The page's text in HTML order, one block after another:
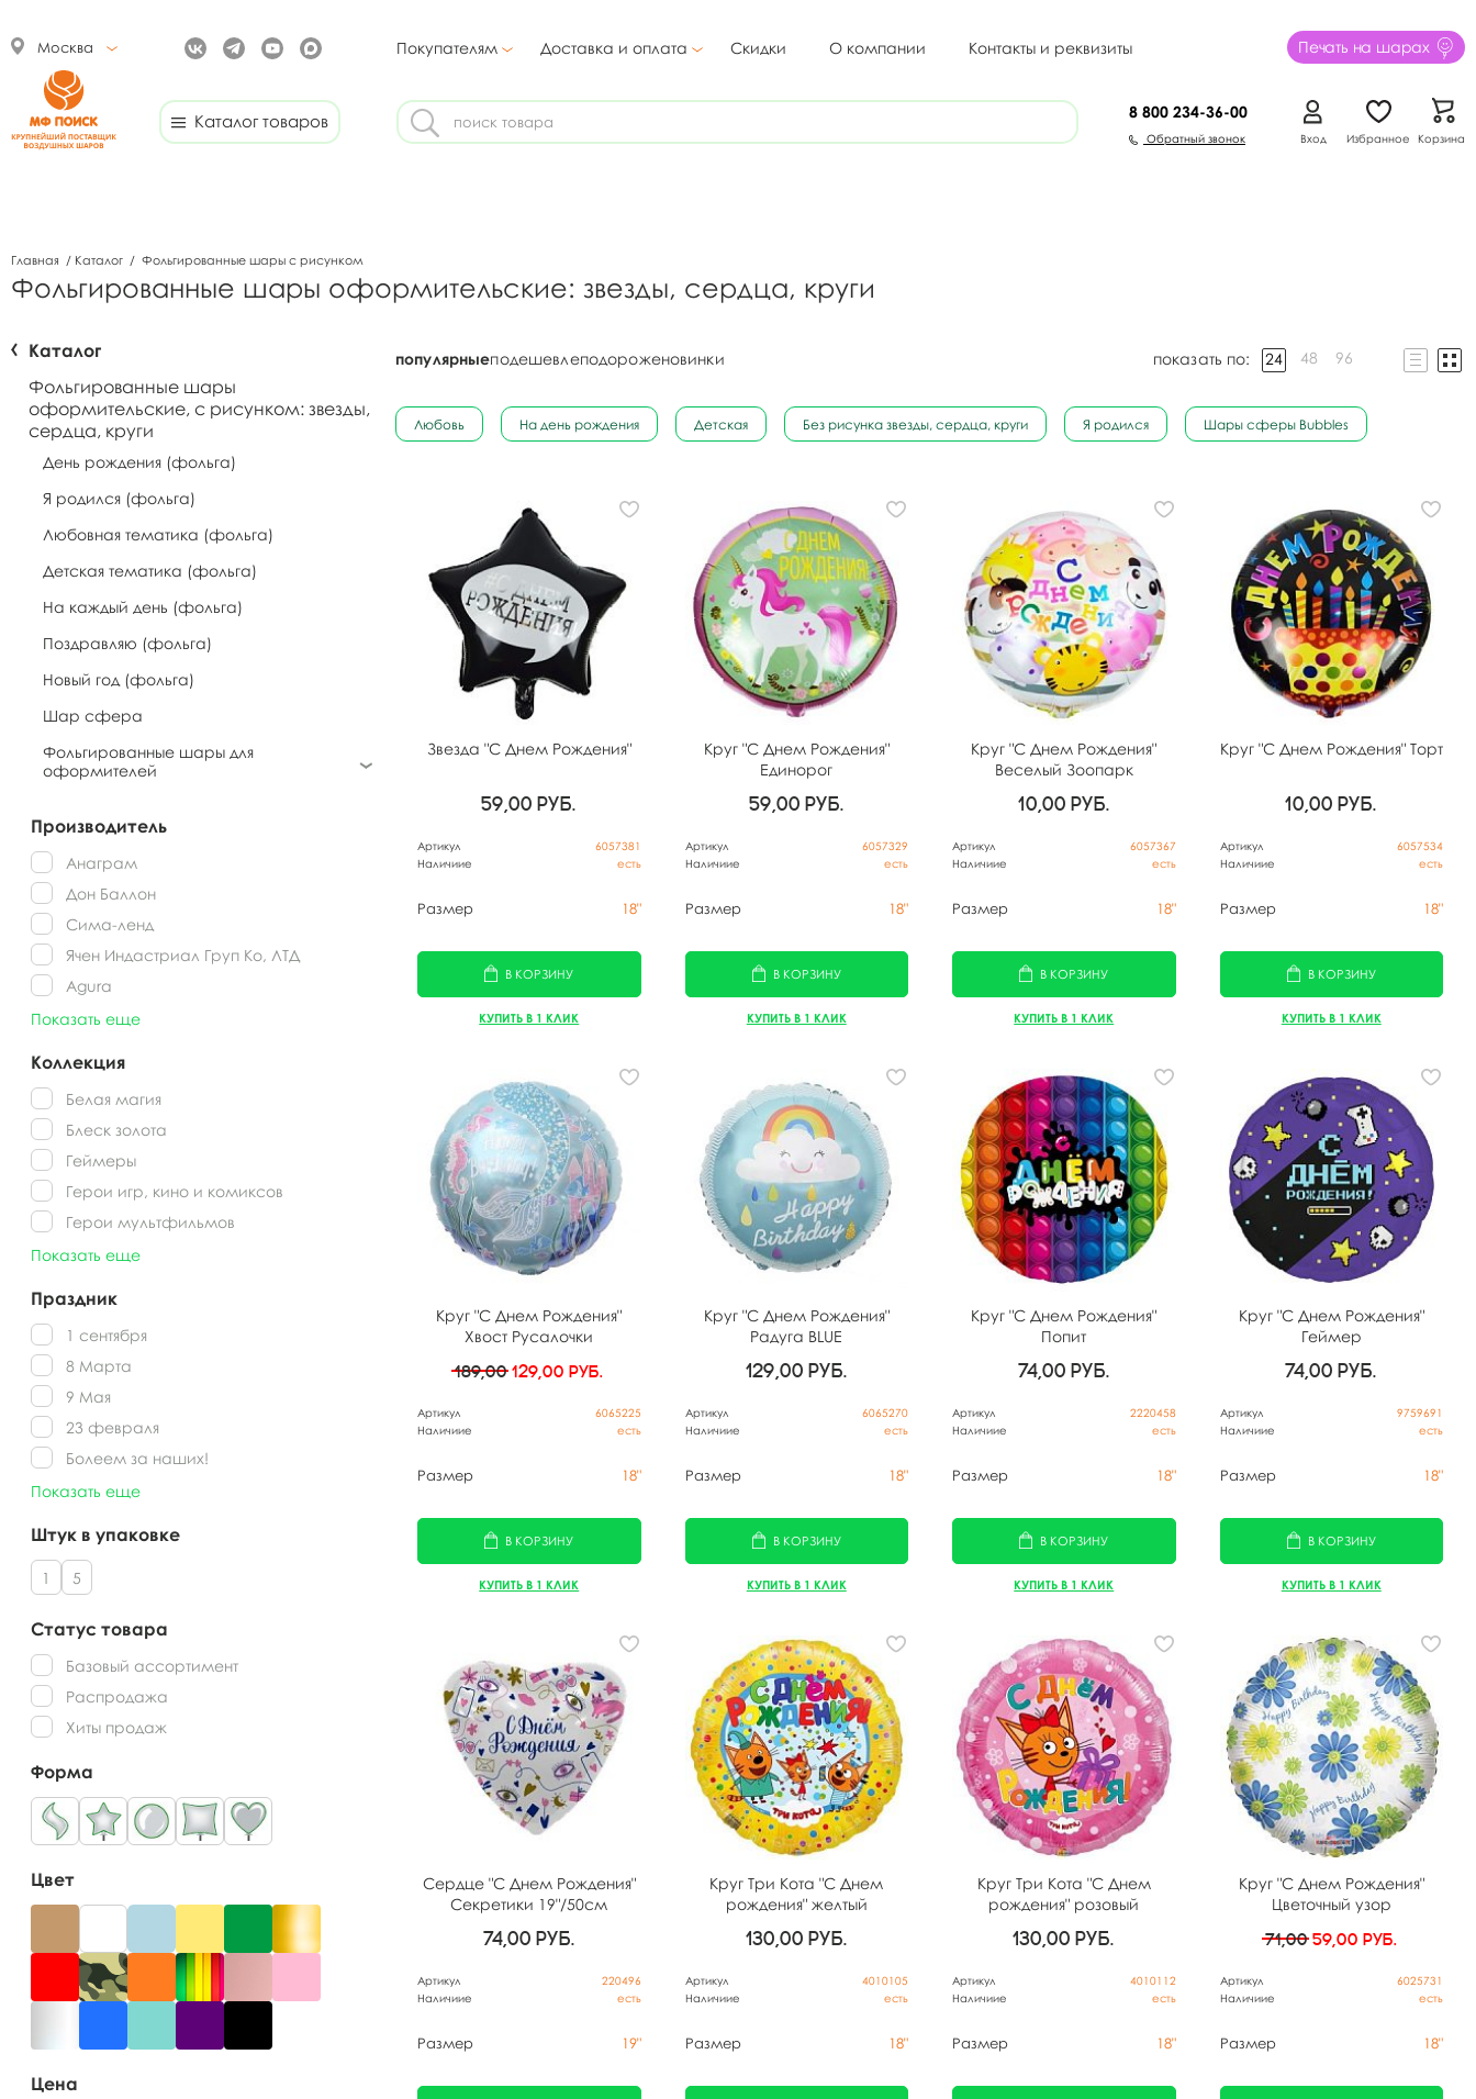
Москва Покупателям Доставка и оплата Скидки О компании Контакты и реквизиты Печать на шарах
Каталог товаров 8 800 234-36-00
Обратный звонок Вход Избранное Корзина
Главная / Каталог / Фольгированные шары с рисунком
Фольгированные шары оформительские: звезды, сердца, круги
Каталог
Фольгированные шары
оформительские, с рисунком: звезды,
сердца, круги
День рождения (фольга)
Я родился (фольга)
Любовная тематика (фольга)
Детская тематика (фольга)
На каждый день (фольга)
Поздравляю (фольга)
Новый год (фольга)
Шар сфера
Фольгированные шары для
оформителей
Производитель
Анаграм
Дон Баллон
Сима-ленд
Ячен Индастриал Груп Ко, ЛТД
Agura
Показать еще
Коллекция
Белая магия
Блеск золота
Геймеры
Герои игр, кино и комиксов
Герои мультфильмов
Показать еще
Праздник
1 сентября
8 Марта
9 Мая
23 февраля
Болеем за наших!
Показать еще
Штук в упаковке
1 5
Статус товара
Базовый ассортимент
Распродажа
Хиты продаж
Форма
Цвет
Цена
популярныеподешевлеподороженовинки показать по: 24 48 96
Любовь На день рождения Детская Без рисунка звезды, сердца, круги Я родился Шары сферы Bubbles
Звезда "С Днем Рождения"
59,00руб.
Артикул
6057381
Наличиие
есть
Размер 18"
В КОРЗИНУ
КУПИТЬ В 1 КЛИК
Круг "С Днем Рождения"
Единорог
59,00 руб.
Артикул
6057329
Наличиие
есть
Размер 18"
В КОРЗИНУ
КУПИТЬ В 1 КЛИК
Круг "С Днем Рождения"
Веселый Зоопарк
10,00 руб.
Артикул
6057367
Наличиие
есть
Размер 18"
В КОРЗИНУ
КУПИТЬ В 1 КЛИК
Круг "С Днем Рождения" Торт
10,00руб.
Артикул
6057534
Наличиие
есть
Размер 18"
В КОРЗИНУ
КУПИТЬ В 1 КЛИК
Круг "С Днем Рождения"
Хвост Русалочки
189,00129,00руб.
Артикул
6065225
Наличиие
есть
Размер 18"
В КОРЗИНУ
КУПИТЬ В 1 КЛИК
Круг "С Днем Рождения"
Радуга BLUE
129,00 руб.
Артикул
6065270
Наличиие
есть
Размер 18"
В КОРЗИНУ
КУПИТЬ В 1 КЛИК
Круг "С Днем Рождения"
Попит
74,00 руб.
Артикул
2220458
Наличиие
есть
Размер 18"
В КОРЗИНУ
КУПИТЬ В 1 КЛИК
Круг "С Днем Рождения"
Геймер
74,00 руб.
Артикул
9759691
Наличиие
есть
Размер 18"
В КОРЗИНУ
КУПИТЬ В 1 КЛИК
Сердце "С Днем Рождения"
Секретики 19"/50см
74,00 руб.
Артикул
220496
Наличиие
есть
Размер 19"
Круг Три Кота "С Днем
рождения" желтый
130,00 руб.
Артикул
4010105
Наличиие
есть
Размер 18"
Круг Три Кота "С Днем
рождения" розовый
130,00руб.
Артикул
4010112
Наличиие
есть
Размер 18"
Круг "С Днем Рождения"
Цветочный узор
71,0059,00руб.
Артикул
6025731
Наличиие
есть
Размер 18"